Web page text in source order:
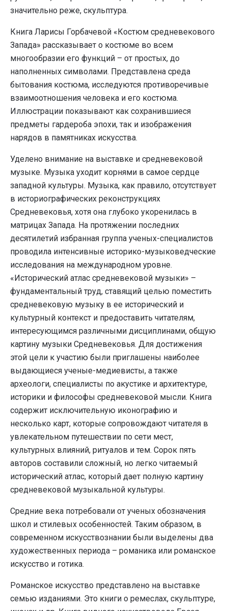
значительно реже, скульптура.
Книга Ларисы Горбачевой «Костюм средневекового
Запада» рассказывает о костюме во всем
многообразии его функций – от простых, до
наполненных символами. Представлена среда
бытования костюма, исследуются противоречивые
взаимоотношения человека и его костюма.
Иллюстрации показывают как сохранившиеся
предметы гардероба эпохи, так и изображения
нарядов в памятниках искусства.
Уделено внимание на выставке и средневековой
музыке. Музыка уходит корнями в самое сердце
западной культуры. Музыка, как правило, отсутствует
в историографических реконструкциях
Средневековья, хотя она глубоко укоренилась в
матрицах Запада. На протяжении последних
десятилетий избранная группа ученых-специалистов
проводила интенсивные историко-музыковедческие
исследования на международном уровне.
«Исторический атлас средневековой музыки» –
фундаментальный труд, ставящий целью поместить
средневековую музыку в ее исторический и
культурный контекст и предоставить читателям,
интересующимся различными дисциплинами, общую
картину музыки Средневековья. Для достижения
этой цели к участию были приглашены наиболее
выдающиеся ученые-медиевисты, а также
археологи, специалисты по акустике и архитектуре,
историки и философы средневековой мысли. Книга
содержит исключительную иконографию и
несколько карт, которые сопровождают читателя в
увлекательном путешествии по сети мест,
культурных влияний, ритуалов и тем. Сорок пять
авторов составили сложный, но легко читаемый
исторический атлас, который дает полную картину
средневековой музыкальной культуры.
Средние века потребовали от ученых обозначения
школ и стилевых особенностей. Таким образом, в
современном искусствознании были выделены два
художественных периода – романика или романское
искусство и готика.
Романское искусство представлено на выставке
семью изданиями. Это книги о ремеслах, скульптуре,